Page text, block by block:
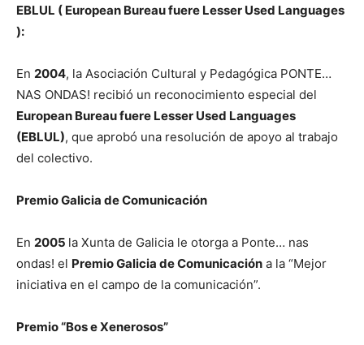
EBLUL ( European Bureau fuere Lesser Used Languages
):
En 2004, la Asociación Cultural y Pedagógica PONTE…
NAS ONDAS! recibió un reconocimiento especial del
European Bureau fuere Lesser Used Languages
(EBLUL), que aprobó una resolución de apoyo al trabajo
del colectivo.
Premio Galicia de Comunicación
En 2005 la Xunta de Galicia le otorga a Ponte… nas
ondas! el Premio Galicia de Comunicación a la “Mejor
iniciativa en el campo de la comunicación”.
Premio “Bos e Xenerosos”